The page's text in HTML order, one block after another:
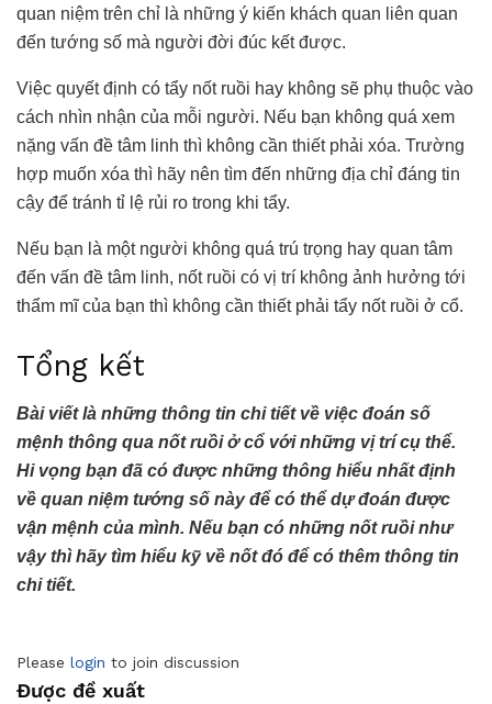
quan niệm trên chỉ là những ý kiến khách quan liên quan
đến tướng số mà người đời đúc kết được.
Việc quyết định có tẩy nốt ruồi hay không sẽ phụ thuộc vào
cách nhìn nhận của mỗi người. Nếu bạn không quá xem
nặng vấn đề tâm linh thì không cần thiết phải xóa. Trường
hợp muốn xóa thì hãy nên tìm đến những địa chỉ đáng tin
cậy để tránh tỉ lệ rủi ro trong khi tẩy.
Nếu bạn là một người không quá trú trọng hay quan tâm
đến vấn đề tâm linh, nốt ruồi có vị trí không ảnh hưởng tới
thẩm mĩ của bạn thì không cần thiết phải tẩy nốt ruồi ở cổ.
Tổng kết
Bài viết là những thông tin chi tiết về việc đoán số
mệnh thông qua nốt ruồi ở cổ với những vị trí cụ thể.
Hi vọng bạn đã có được những thông hiểu nhất định
về quan niệm tướng số này để có thể dự đoán được
vận mệnh của mình. Nếu bạn có những nốt ruồi như
vậy thì hãy tìm hiểu kỹ về nốt đó để có thêm thông tin
chi tiết.
Please login to join discussion
Được đề xuất